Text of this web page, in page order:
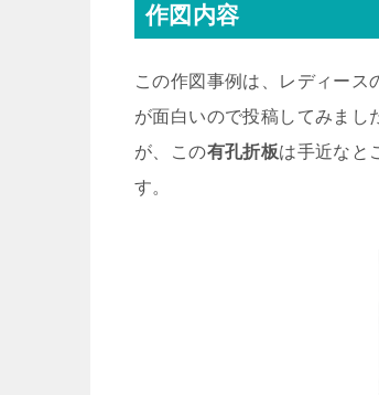
作図内容
この作図事例は、レディー
が面白いので投稿してみまし
が、この有孔折板は手近なと
す。